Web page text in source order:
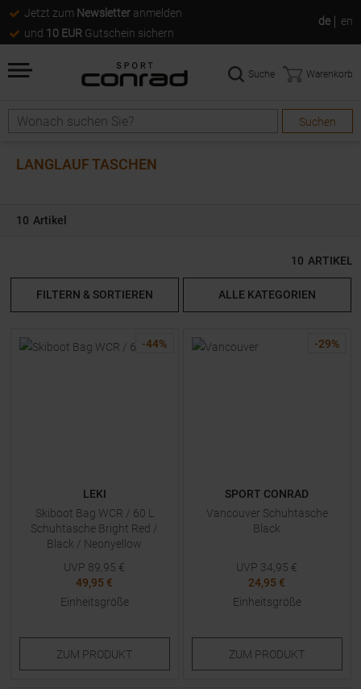
Jetzt zum Newsletter anmelden
und 10 EUR Gutschein sichern
de en
Suche
Suchen
Suche Warenkorb
LANGLAUF TASCHEN
10 Artikel
10 ARTIKEL
FILTERN & SORTIEREN ALLE KATEGORIEN
-44%
LEKI
Skiboot Bag WCR / 60 L
Schuhtasche Bright Red /
Black / Neonyellow
UVP 89,95 €
49,95 €
Einheitsgröße
ZUM PRODUKT
-29%
SPORT CONRAD
Vancouver Schuhtasche
Black
UVP 34,95 €
24,95 €
Einheitsgröße
ZUM PRODUKT